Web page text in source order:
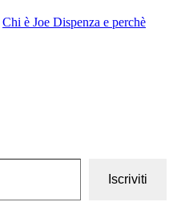
Chi è Joe Dispenza e perchè
Iscriviti